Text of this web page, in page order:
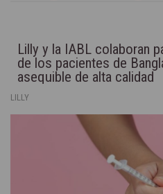
Lilly y la IABL colaboran
de los pacientes de
asequible de alta calidad
LILLY